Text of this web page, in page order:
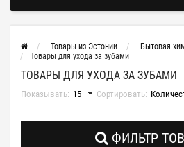
Товары из Эстонии
Бытовая
Товары для ухода за зубами
ТОВАРЫ ДЛЯ УХОДА ЗА ЗУБАМИ
Показывать: Сортировать:
ФИЛЬТР